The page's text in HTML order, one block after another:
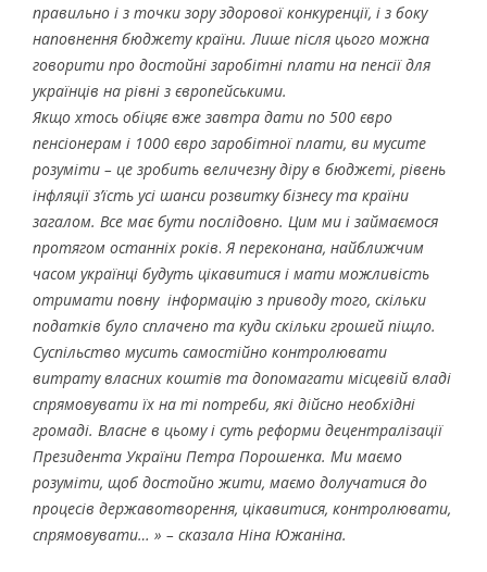
правильно і з точки зору здорової конкуренції, і з боку
наповнення бюджету країни. Лише після цього можна
говорити про достойні заробітні плати на пенсії для
українців на рівні з європейськими.
Якщо хтось обіцяє вже завтра дати по 500 євро
пенсіонерам і 1000 євро заробітної плати, ви мусите
розуміти – це зробить величезну діру в бюджеті, рівень
інфляції з’їсть усі шанси розвитку бізнесу та країни
загалом. Все має бути послідовно. Цим ми і займаємося
протягом останніх років. Я переконана, найближчим
часом українці будуть цікавитися і мати можливість
отримати повну інформацію з приводу того, скільки
податків було сплачено та куди скільки грошей піщло.
Суспільство мусить самостійно контролювати
витрату власних коштів та допомагати місцевій владі
спрямовувати їх на ті потреби, які дійсно необхідні
громаді. Власне в цьому і суть реформи децентралізації
Президента України Петра Порошенка. Ми маємо
розуміти, щоб достойно жити, маємо долучатися до
процесів державотворення, цікавитися, контролювати,
спрямовувати… » – сказала Ніна Южаніна.